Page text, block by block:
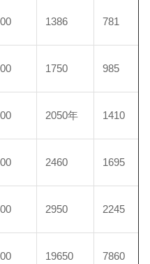
1386 781
1750 985
2050年 1410
2460 1695
2950 2245
19650 7860